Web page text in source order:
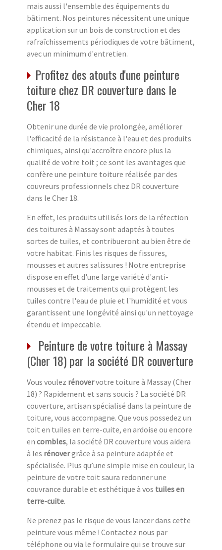
mais aussi l'ensemble des équipements du
bâtiment. Nos peintures nécessitent une unique
application sur un bois de construction et des
rafraîchissements périodiques de votre bâtiment,
avec un minimum d'entretien.
Profitez des atouts d'une peinture
toiture chez DR couverture dans le
Cher 18
Obtenir une durée de vie prolongée, améliorer
l'efficacité de la résistance à l'eau et des produits
chimiques, ainsi qu'accroître encore plus la
qualité de votre toit ; ce sont les avantages que
confère une peinture toiture réalisée par des
couvreurs professionnels chez DR couverture
dans le Cher 18.
En effet, les produits utilisés lors de la réfection
des toitures à Massay sont adaptés à toutes
sortes de tuiles, et contribueront au bien être de
votre habitat. Finis les risques de fissures,
mousses et autres salissures ! Notre entreprise
dispose en effet d'une large variété d'anti-
mousses et de traitements qui protègent les
tuiles contre l'eau de pluie et l'humidité et vous
garantissent une longévité ainsi qu'un nettoyage
étendu et impeccable.
Peinture de votre toiture à Massay
(Cher 18) par la société DR couverture
Vous voulez rénovervotre toiture à Massay (Cher
18) ? Rapidement et sans soucis ? La société DR
couverture, artisan spécialisé dans la peinture de
toiture, vous accompagne. Que vous possedez un
toit en tuiles en terre-cuite, en ardoise ou encore
en combles, la société DR couverture vous aidera
à les rénovergrâce à sa peinture adaptée et
spécialisée. Plus qu’une simple mise en couleur, la
peinture de votre toit saura redonner une
couvrance durable et esthétique à vos tuiles en
terre-cuite.
Ne prenez pas le risque de vous lancer dans cette
peinture vous même ! Contactez nous par
téléphone ou via le formulaire qui se trouve sur